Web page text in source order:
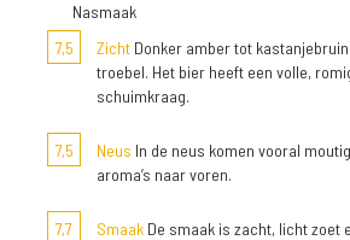
Nasmaak
7,5
Zicht Donker amber tot
troebel. Het bier heeft een volle,
schuimkraag.
7,5 Neus In de neus komen vooral
aroma’s naar voren.
7,7 Smaak De smaak is zacht, licht zoet